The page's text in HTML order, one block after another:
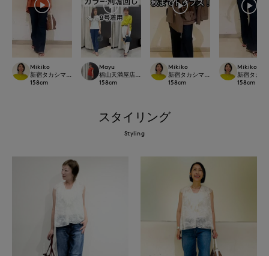
Mikiko
新宿タカシマヤSUPERIOR CLOSET
158cm
Mayu
福山天満屋店INED/7-IDconcept./Maglie
158cm
Mikiko
新宿タカシマヤSUPERIOR CLOSET
158cm
Mikiko
新宿タカシ
158cm
スタイリング
Styling